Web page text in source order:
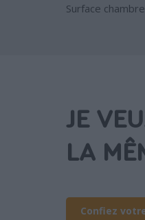
Surface
JE
LA
Confiez